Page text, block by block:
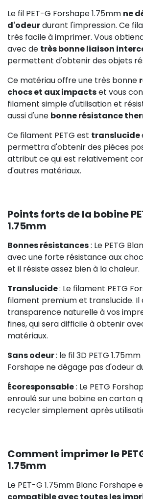
Le fil PET-G Forshape 1.75mm ne
d'odeurdurant l'impression. Ce
très facile à imprimer. Vous
avec de très bonne liaison
permettent d'obtenir des objets
Ce matériau offre une très bonne
chocs et aux impactset vous
filament simple d'utilisation et
aussi d'une bonne résistance
Ce filament PETG est translucide
permettra d'obtenir des pièces
attribut ce qui est relativement
d'autres matériaux.
Points forts de la bobine
1.75mm
Bonnes résistances: Le PETG
avec une forte résistance aux
et il résiste assez bien à la chaleur.
Translucide: Le filament PETG
filament premium et translucide.
transparence naturelle à vos
fines, qui sera difficile à obtenir
matériaux.
Sans odeur: le fil 3D PETG
Forshape ne dégage pas d'odeur
Écoresponsable: Le PETG
enroulé sur une bobine en carton
recycler simplement après
Comment imprimer le
1.75mm
Le PET-G 1.75mm Blanc Forshape
compatible avec toutes les